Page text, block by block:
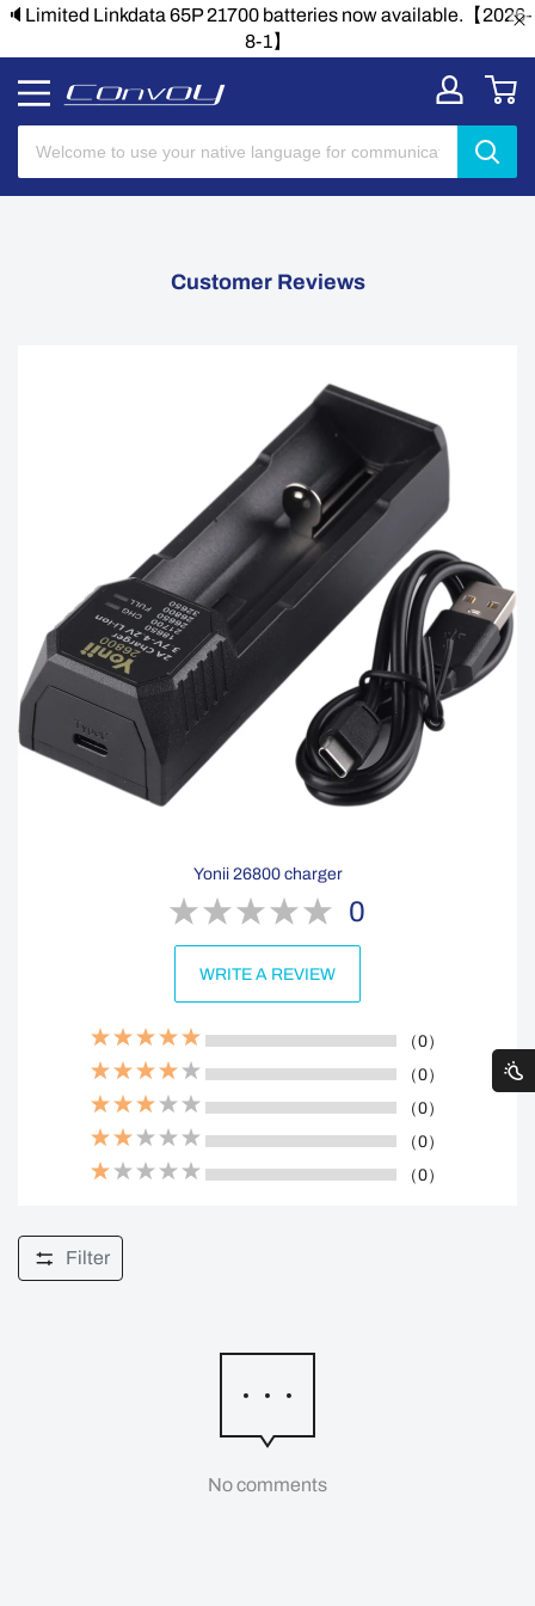
🔈Limited Linkdata 65P 21700 batteries now available.【2026-
8-1】
Customer Reviews
Yonii 26800 charger
0
WRITE A REVIEW
（0）
（0）
（0）
（0）
（0）
Filter
No comments